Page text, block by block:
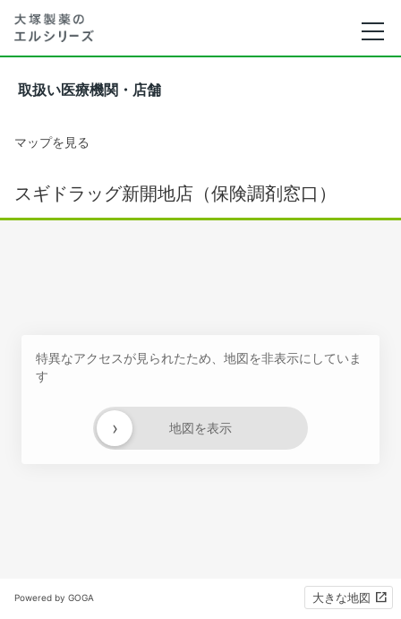
取扱い医療機関・店舗
マップを見る
スギドラッグ新開地店（保険調剤窓口）
特異なアクセスが見られたため、地図を非表示にしていま
す
地図を表示
›
Powered by GOGA 大きな地図